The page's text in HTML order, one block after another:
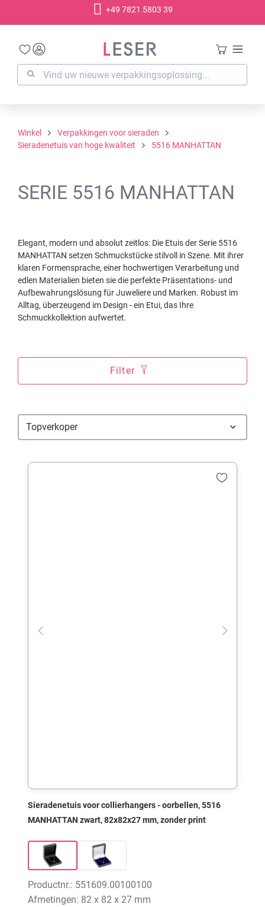
+49 7821 5803 39
Winkel
Verpakkingen voor sieraden
Sieradenetuis van hoge kwaliteit
5516 MANHATTAN
SERIE 5516 MANHATTAN
Elegant, modern und absolut zeitlos: Die Etuis der Serie 5516
MANHATTAN setzen Schmuckstücke stilvoll in Szene. Mit ihrer
klaren Formensprache, einer hochwertigen Verarbeitung und
edlen Materialien bieten sie die perfekte Präsentations- und
Aufbewahrungslösung für Juweliere und Marken. Robust im
Alltag, überzeugend im Design - ein Etui, das Ihre
Schmuckkollektion aufwertet.
Filter
Sieradenetuis voor collierhangers - oorbellen, 5516
MANHATTAN zwart, 82x82x27 mm, zonder print
Productnr.: 551609.00100100
Afmetingen: 82 x 82 x 27 mm